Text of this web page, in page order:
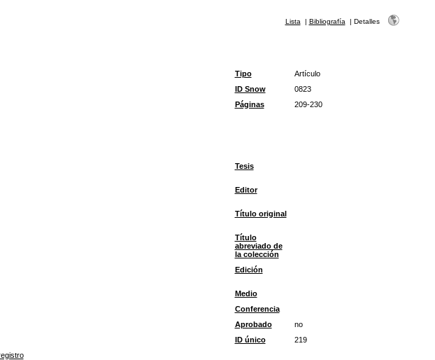
Lista | Bibliografía | Detalles
Tipo
Artículo
ID Snow
0823
Páginas
209-230
Tesis
Editor
Título original
Título
abreviado de
la colección
Edición
Medio
Conferencia
Aprobado
no
ID único
219